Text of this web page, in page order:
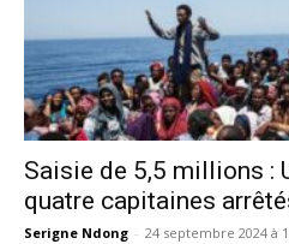
Saisie de 5,5 millions :
quatre capitaines
Serigne Ndong - 24 septembre 2024 à